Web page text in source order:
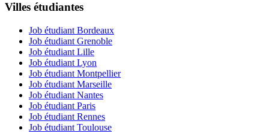
Villes étudiantes
Job étudiant Bordeaux
Job étudiant Grenoble
Job étudiant Lille
Job étudiant Lyon
Job étudiant Montpellier
Job étudiant Marseille
Job étudiant Nantes
Job étudiant Paris
Job étudiant Rennes
Job étudiant Toulouse